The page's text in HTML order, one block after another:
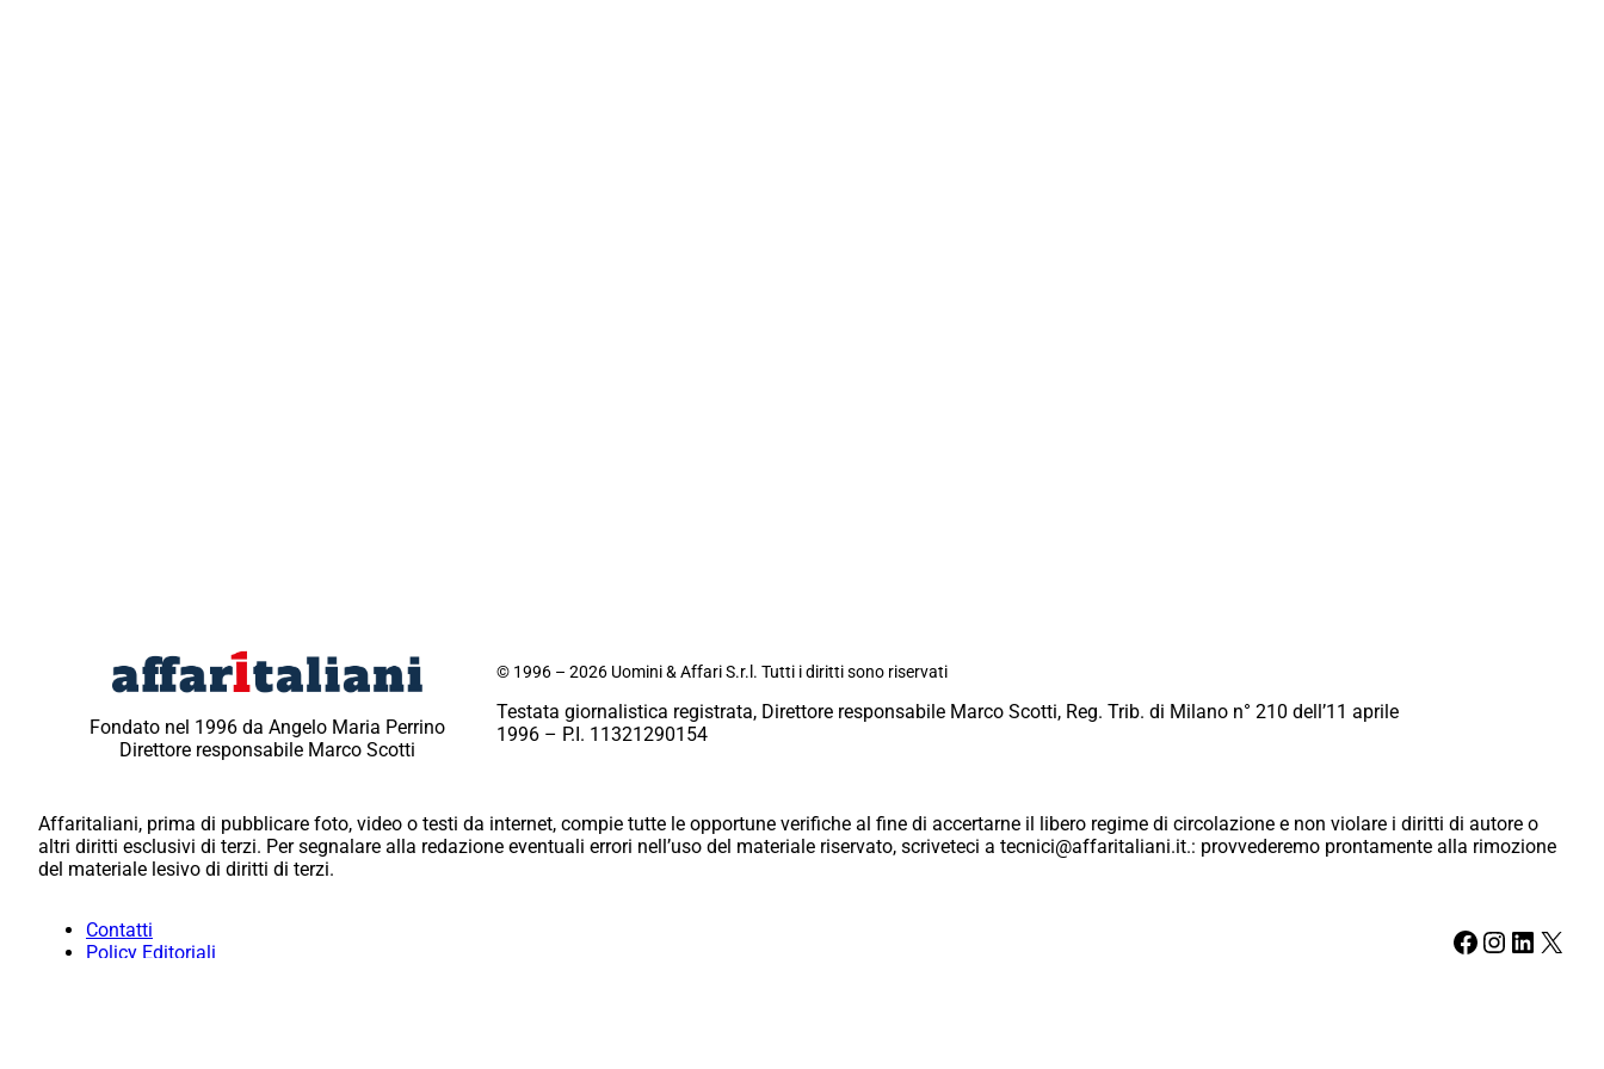
Fondato nel 1996 da Angelo Maria Perrino
Direttore responsabile Marco Scotti
© 1996 – 2026 Uomini & Affari S.r.l. Tutti i diritti sono riservati
Testata giornalistica registrata, Direttore responsabile Marco Scotti, Reg. Trib. di Milano n° 210 dell’11 aprile
1996 – P.I. 11321290154
Affaritaliani, prima di pubblicare foto, video o testi da internet, compie tutte le opportune verifiche al fine di accertarne il libero regime di circolazione e non violare i diritti di autore o
altri diritti esclusivi di terzi. Per segnalare alla redazione eventuali errori nell’uso del materiale riservato, scriveteci a tecnici@affaritaliani.it.: provvederemo prontamente alla rimozione
del materiale lesivo di diritti di terzi.
Contatti
Policy Editoriali
Facebook Instagram LinkedIn X